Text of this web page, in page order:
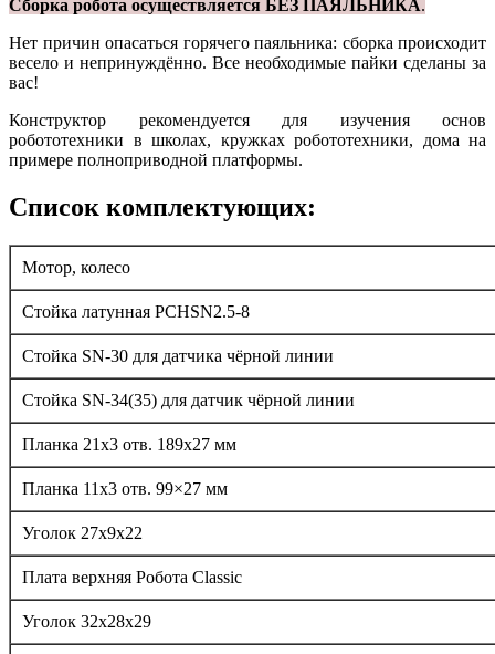
Сборка робота осуществляется БЕЗ ПАЯЛЬНИКА.
Нет причин опасаться горячего паяльника: сборка происходит
весело и непринуждённо. Все необходимые пайки сделаны за
вас!
Конструктор рекомендуется для изучения основ
робототехники в школах, кружках робототехники, дома на
примере полноприводной платформы.
Список комплектующих:
Мотор, колесо
Стойка латунная PCHSN2.5-8
Стойка SN-30 для датчика чёрной линии
Стойка SN-34(35) для датчик чёрной линии
Планка 21х3 отв. 189х27 мм
Планка 11х3 отв. 99×27 мм
Уголок 27x9x22
Плата верхняя Робота Classic
Уголок 32x28x29